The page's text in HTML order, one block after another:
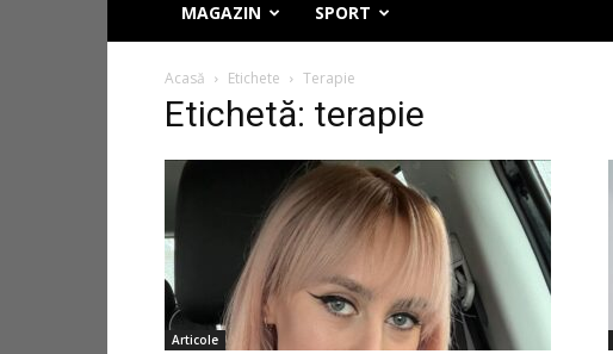
MAGAZIN SPORT
Acasă Etichete Terapie
Etichetă: terapie
Articole